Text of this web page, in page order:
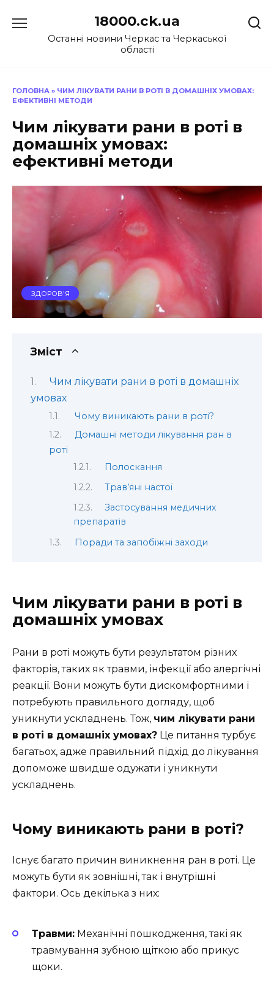
до
18000.ck.ua
Останні новини Черкас та Черкаської
області
ГОЛОВНА » ЧИМ ЛІКУВАТИ РАНИ В РОТІ В ДОМАШНІХ УМОВАХ:
ЕФЕКТИВНІ МЕТОДИ
Чим лікувати рани в роті в
домашніх умовах:
ефективні методи
ЗДОРОВ'Я
Зміст
Чим лікувати рани в роті в домашніх
умовах
Чому виникають рани в роті?
Домашні методи лікування ран в
роті
Полоскання
Трав’яні настої
Застосування медичних
препаратів
Поради та запобіжні заходи
Чим лікувати рани в роті в
домашніх умовах
Рани в роті можуть бути результатом різних
факторів, таких як травми, інфекції або алергічні
реакції. Вони можуть бути дискомфортними і
потребують правильного догляду, щоб
уникнути ускладнень. Тож, чим лікувати рани
в роті в домашніх умовах? Це питання турбує
багатьох, адже правильний підхід до лікування
допоможе швидше одужати і уникнути
ускладнень.
Чому виникають рани в роті?
Існує багато причин виникнення ран в роті. Це
можуть бути як зовнішні, так і внутрішні
фактори. Ось декілька з них:
Травми: Механічні пошкодження, такі як
травмування зубною щіткою або прикус
щоки.